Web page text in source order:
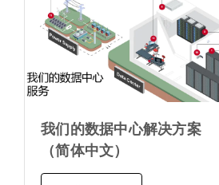
我们的数据中心解决方案
（简体中文）